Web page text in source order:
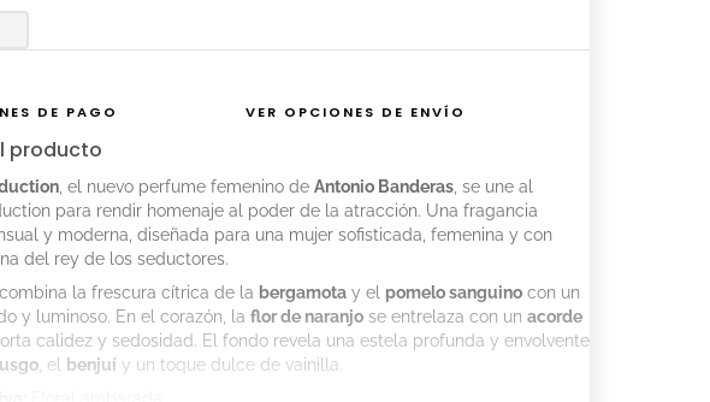
DE PAGO VER OPCIONES DE ENVÍO
producto
, el nuevo perfume femenino de Antonio Banderas , se une al
para rendir homenaje al poder de la atracción. Una fragancia
y moderna, diseñada para una mujer sofisticada, femenina y con
del rey de los seductores.
la frescura cítrica de la bergamota y el pomelo sanguino con un
y luminoso. En el corazón, la flor de naranjo se entrelaza con un acorde
calidez y sedosidad. El fondo revela una estela profunda y envolvente
, el benjuí y un toque dulce de vainilla.